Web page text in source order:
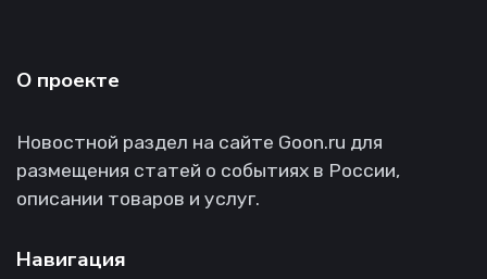
О проекте
Новостной раздел на сайте Goon.ru для
размещения статей о событиях в России,
описании товаров и услуг.
Навигация